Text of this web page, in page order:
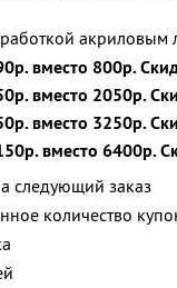
акриловым
вместо 800р.
вместо 2050р.
вместо 3250р.
вместо 6400р.
следующий заказ
количество